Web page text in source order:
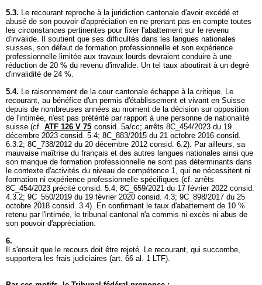
5.3. Le recourant reproche à la juridiction cantonale d'avoir excédé et
abusé de son pouvoir d'appréciation en ne prenant pas en compte toutes
les circonstances pertinentes pour fixer l'abattement sur le revenu
d'invalide. Il soutient que ses difficultés dans les langues nationales
suisses, son défaut de formation professionnelle et son expérience
professionnelle limitée aux travaux lourds devraient conduire à une
réduction de 20 % du revenu d'invalide. Un tel taux aboutirait à un degré
d'invalidité de 24 %.
5.4. Le raisonnement de la cour cantonale échappe à la critique. Le
recourant, au bénéfice d'un permis d'établissement et vivant en Suisse
depuis de nombreuses années au moment de la décision sur opposition
de l'intimée, n'est pas prétérité par rapport à une personne de nationalité
suisse (cf. ATF 126 V 75 consid. 5a/cc; arrêts 8C_454/2023 du 19
décembre 2023 consid. 5.4; 8C_883/2015 du 21 octobre 2016 consid.
6.3.2; 8C_738/2012 du 20 décembre 2012 consid. 6.2). Par ailleurs, sa
mauvaise maîtrise du français et des autres langues nationales ainsi que
son manque de formation professionnelle ne sont pas déterminants dans
le contexte d'activités du niveau de compétence 1, qui ne nécessitent ni
formation ni expérience professionnelle spécifiques (cf. arrêts
8C_454/2023 précité consid. 5.4; 8C_659/2021 du 17 février 2022 consid.
4.3.2; 9C_550/2019 du 19 février 2020 consid. 4.3; 9C_898/2017 du 25
octobre 2018 consid. 3.4). En confirmant le taux d'abattement de 10 %
retenu par l'intimée, le tribunal cantonal n'a commis ni excès ni abus de
son pouvoir d'appréciation.
6.
Il s'ensuit que le recours doit être rejeté. Le recourant, qui succombe,
supportera les frais judiciaires (art. 66 al. 1 LTF).